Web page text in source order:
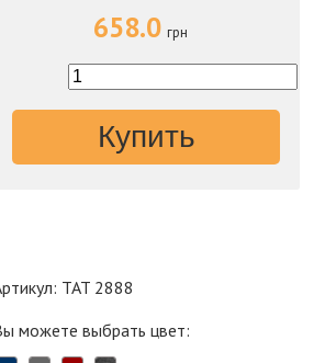
658.0 грн
Купить
TAT 2888
можете выбрать цвет: